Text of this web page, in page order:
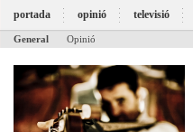
portada opinió televisió
General Opinió